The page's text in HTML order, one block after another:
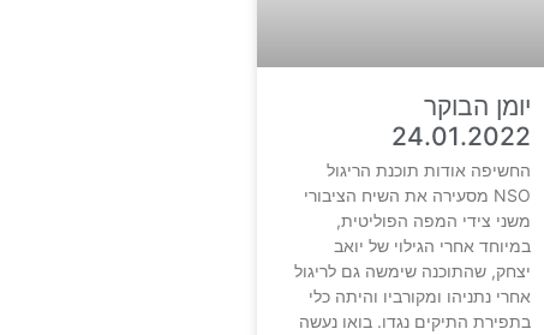
יומן הבוקר
24.01.2022
החשיפה אודות תוכנת הריגול
NSO מסעירה את השיח הציבורי
משני צידי המפה הפוליטית,
במיוחד אחרי הגילוי של יואב
יצחק, שהתוכנה שימשה גם לריגול
אחרי נתניהו ומקורביו והיתה כלי
בתפירת התיקים נגדו. בואו נעשה